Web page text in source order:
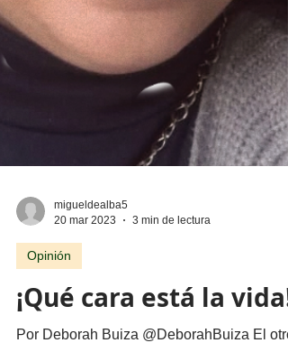
20 mar 2023
¡Qué cara está la vida!